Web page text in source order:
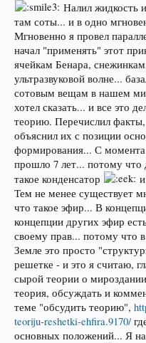
Налил жидкость
там соты... и в одно
Мгновенно я провел
начал "применять" этот
ячейкам Бенара,
ультразвуковой волне...
сотовым вещам в нашем
хотел сказать... и все это
теорию. Перечислил
объяснил их с позиции
формирования... С момента
прошло 7 лет... потому что
такое конденсатор
Тем не менее существует
что такое эфир... В
концепции других эфир
своему прав... потому что
Земле это просто
решетке - и это я считаю,
сырой теории о
теория, обсуждать и
теме "обсудить теорию",
teoriju-reshetki-ehfira.9170/
основных положений... Я